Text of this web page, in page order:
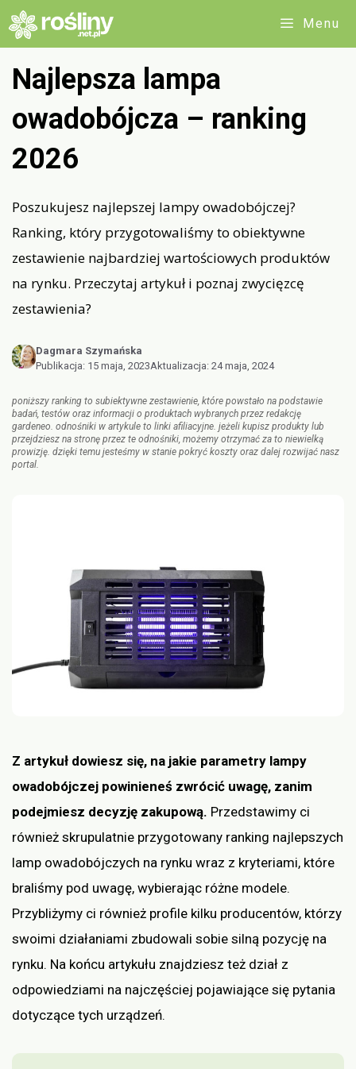
Przejdź
do
Menu
Najlepsza lampa
owadobójcza – ranking
2026
Poszukujesz najlepszej lampy owadobójczej?
Ranking, który przygotowaliśmy to obiektywne
zestawienie najbardziej wartościowych produktów
na rynku. Przeczytaj artykuł i poznaj zwycięzcę
zestawienia?
Dagmara Szymańska
Publikacja: 15 maja, 2023Aktualizacja: 24 maja, 2024
poniższy ranking to subiektywne zestawienie, które powstało na podstawie
badań, testów oraz informacji o produktach wybranych przez redakcję
gardeneo. odnośniki w artykule to linki afiliacyjne. jeżeli kupisz produkty lub
przejdziesz na stronę przez te odnośniki, możemy otrzymać za to niewielką
prowizję. dzięki temu jesteśmy w stanie pokryć koszty oraz dalej rozwijać nasz
portal.
Z artykuł dowiesz się, na jakie parametry lampy
owadobójczej powinieneś zwrócić uwagę, zanim
podejmiesz decyzję zakupową. Przedstawimy ci
również skrupulatnie przygotowany ranking najlepszych
lamp owadobójczych na rynku wraz z kryteriami, które
braliśmy pod uwagę, wybierając różne modele.
Przybliżymy ci również profile kilku producentów, którzy
swoimi działaniami zbudowali sobie silną pozycję na
rynku. Na końcu artykułu znajdziesz też dział z
odpowiedziami na najczęściej pojawiające się pytania
dotyczące tych urządzeń.